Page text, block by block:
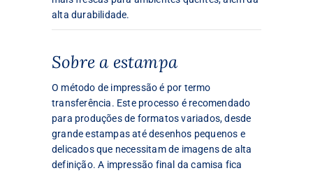
alta durabilidade.
Sobre a estampa
O método de impressão é por termo
transferência. Este processo é recomendado
para produções de formatos variados, desde
grande estampas até desenhos pequenos e
delicados que necessitam de imagens de alta
definição. A impressão final da camisa fica